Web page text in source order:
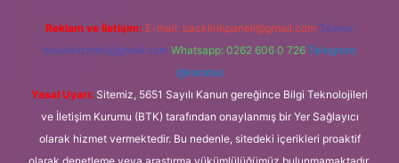
Reklam ve İletişim: E-mail: backlinkpaneli@gmail.com Teams:
forumhizmeti@gmail.com Whatsapp: 0262 606 0 726 Telegram:
@karabul
Yasal Uyarı: Sitemiz, 5651 Sayılı Kanun gereğince Bilgi Teknolojileri
ve İletişim Kurumu (BTK) tarafından onaylanmış bir Yer Sağlayıcı
olarak hizmet vermektedir. Bu nedenle, sitedeki içerikleri proaktif